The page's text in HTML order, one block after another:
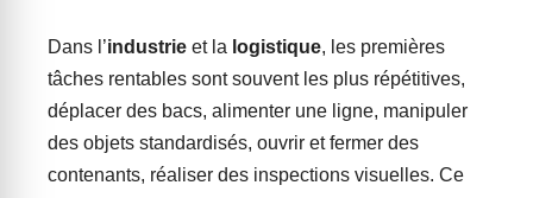
Dans l’industrie et la logistique, les premières
tâches rentables sont souvent les plus répétitives,
déplacer des bacs, alimenter une ligne, manipuler
des objets standardisés, ouvrir et fermer des
contenants, réaliser des inspections visuelles. Ce